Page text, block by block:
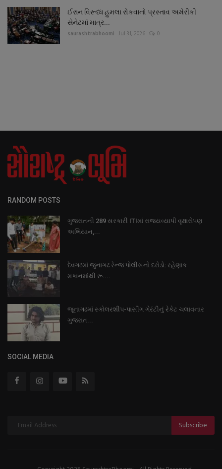
ઈરાન વિરૂધ્ધ હુમલા રોકવાનો પ્રસ્તાવ અમેરીકી
સેનેટમાં માત્ર...
saurashtrabhoomi Jul 31, 2026 0
RANDOM POSTS
ગુજરાતની 289 સરકારી ITIમાં રાજ્યવ્યાપી વૃક્ષારોપણ
અભિયાન,...
દેવગઢમાં જુનાગઢ રેન્જ પોલીસનો દરોડો: રહેણાક
મકાનમાંથી રૂ....
જૂનાગઢમાં સ્કોલરશીપ-પાસીંગ ગેરંટીનું રેકેટ ચલાવનાર
ગુજરાત...
SOCIAL MEDIA
Subscribe